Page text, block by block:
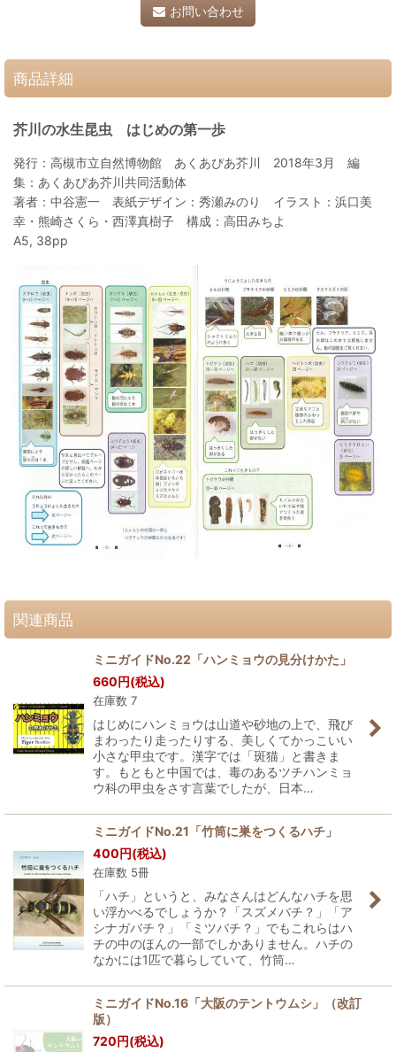
お問い合わせ
商品詳細
芥川の水生昆虫 はじめの第一歩
発行：高槻市立自然博物館 あくあぴあ芥川 2018年3月 編
集：あくあぴあ芥川共同活動体
著者：中谷憲一 表紙デザイン：秀瀬みのり イラスト：浜口美
幸・熊崎さくら・西澤真樹子 構成：高田みちよ
A5, 38pp
関連商品
ミニガイドNo.22「ハンミョウの見分けかた」
660円(税込)
在庫数 7
はじめにハンミョウは山道や砂地の上で、飛び
まわったり走ったりする、美しくてかっこいい
小さな甲虫です。漢字では「斑猫」と書きま
す。もともと中国では、毒のあるツチハンミョ
ウ科の甲虫をさす言葉でしたが、日本…
ミニガイドNo.21「竹筒に巣をつくるハチ」
400円(税込)
在庫数 5冊
「ハチ」というと、みなさんはどんなハチを思
い浮かべるでしょうか？「スズメバチ？」「ア
シナガバチ？」「ミツバチ？」でもこれらはハ
チの中のほんの一部でしかありません。ハチの
なかには1匹で暮らしていて、竹筒…
ミニガイドNo.16「大阪のテントウムシ」（改訂
版）
720円(税込)